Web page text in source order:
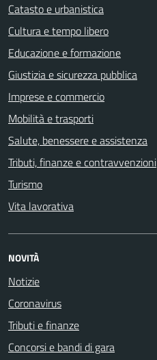
Catasto e urbanistica
Cultura e tempo libero
Educazione e formazione
Giustizia e sicurezza pubblica
Imprese e commercio
Mobilità e trasporti
Salute, benessere e assistenza
Tributi, finanze e contravvenzioni
Turismo
Vita lavorativa
NOVITÀ
Notizie
Coronavirus
Tributi e finanze
Concorsi e bandi di gara